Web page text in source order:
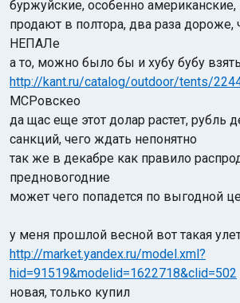
буржуйские, особенно
продают в полтора, два раза
НЕПАЛе
а то, можно было бы и хубу бубу взять
http://kant.ru/catalog/outdoor/tents/
МСРовскео
да щас еще этот долар растет, рубль
санкций, чего ждать непонятно
так же в декабре как правило
предновогодние
может чего попадется по выгодной
у меня прошлой весной вот такая
http://market.yandex.ru/model.xml?
hid=91519&modelid=1622718&clid=502
новая, только купил